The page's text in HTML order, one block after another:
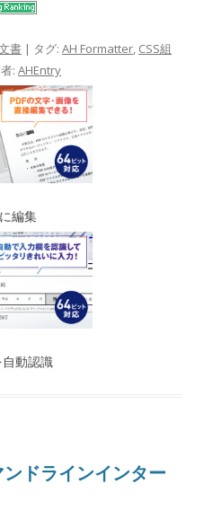
書 | タグ: AH Formatter, CSS組
: AHEntry
編集
動認識
ドラインインター